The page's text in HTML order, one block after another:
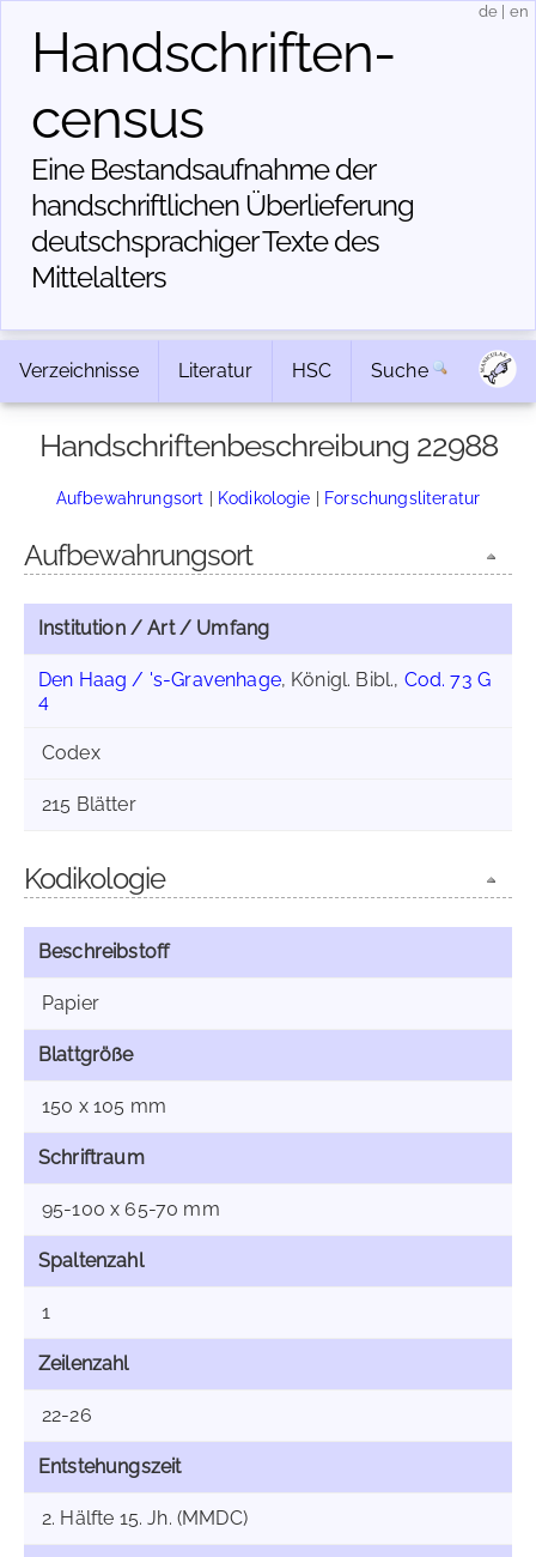
Handschriften­
census
Eine Bestandsaufnahme der
handschriftlichen Über­lieferung
deutschsprachiger Texte des
Mittelalters
de en
Verzeichnisse Literatur HSC Suche
Handschriftenbeschreibung 22988
Aufbewahrungsort | Kodikologie | Forschungsliteratur
Aufbewahrungsort
Institution / Art / Umfang
Den Haag / 's-Gravenhage, Königl. Bibl., Cod. 73 G
4
Codex
215 Blätter
Kodikologie
Beschreibstoff
Papier
Blattgröße
150 x 105 mm
Schriftraum
95-100 x 65-70 mm
Spaltenzahl
1
Zeilenzahl
22-26
Entstehungszeit
2. Hälfte 15. Jh. (MMDC)